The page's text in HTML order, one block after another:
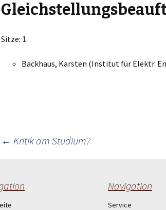
Sitze: 1
Backhaus, Karsten (Institut für Elektr.
← Kritik am Studium?
Navigation
Service